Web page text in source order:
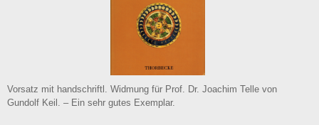
Vorsatz mit handschriftl. Widmung für Prof. Dr. Joachim Telle von
Gundolf Keil. – Ein sehr gutes Exemplar.